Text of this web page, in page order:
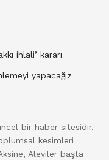
ihlali’ kararı
yapacağız
bir haber sitesidir.
kesimleri
Aleviler başta